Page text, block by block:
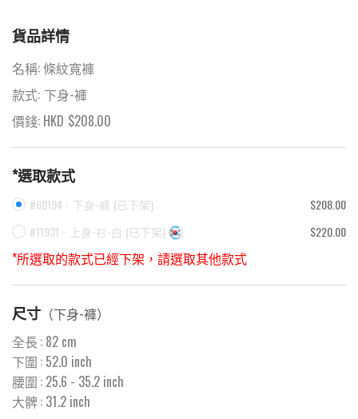
貨品詳情
名稱:條紋寬褲
款式: 下身-褲
價錢: HKD $208.00
*選取款式
#60194 - 下身-褲 (已下架)
$208.00
#11931 - 上身-衫-白 (已下架) $220.00
*所選取的款式已經下架，請選取其他款式
尺寸 （下身-褲）
全長 : 82 cm
下圍 : 52.0 inch
腰圍 : 25.6 - 35.2 inch
大髀: 31.2 inch